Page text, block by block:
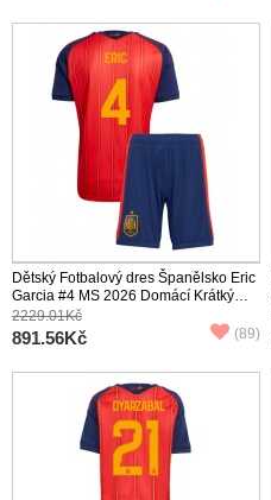
Dětský Fotbalový dres Španělsko Eric
Garcia #4 MS 2026 Domácí Krátký
Rukáv (+ trenýrky)
2229.01Kč
891.56Kč (89)